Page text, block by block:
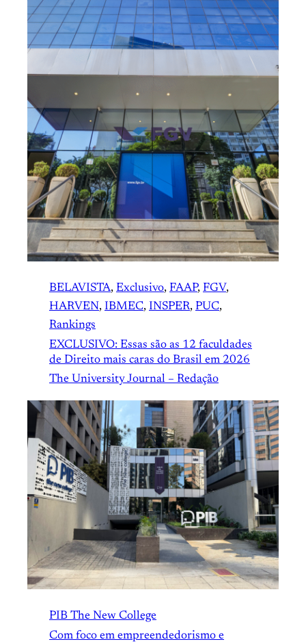
BELAVISTA, Exclusivo, FAAP, FGV
HARVEN, IBMEC, INSPER, PUC
Rankings
EXCLUSIVO: Essas são as 12 faculdades
de Direito mais caras do Brasil em 2026
The University Journal – Redação
PIB The New College
Com foco em empreendedorismo e